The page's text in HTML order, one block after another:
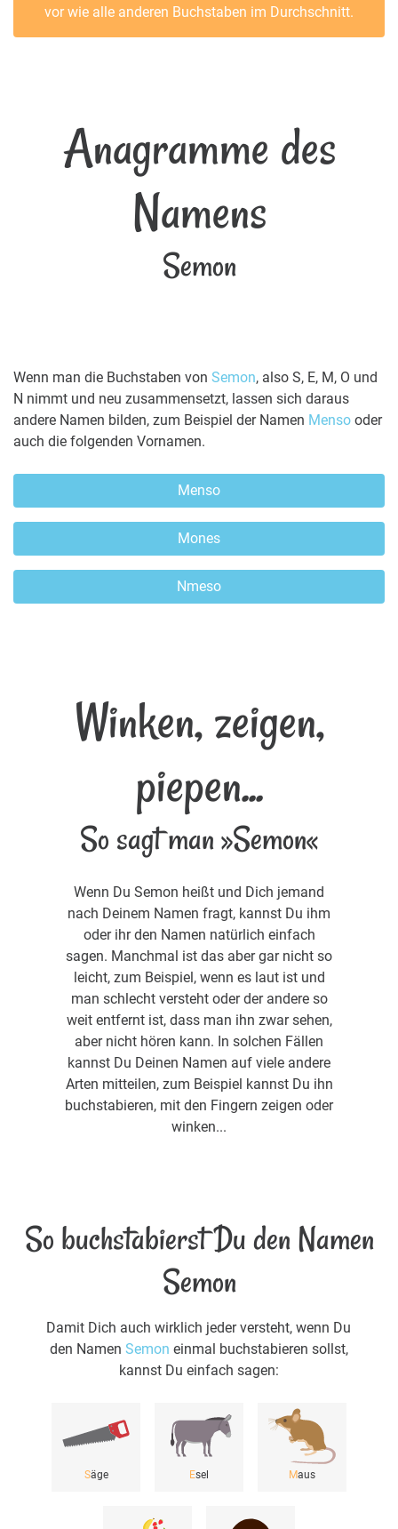
vor wie alle anderen Buchstaben im Durchschnitt.
Anagramme des
Namens
Semon
Wenn man die Buchstaben von Semon, also S, E, M, O und
N nimmt und neu zusammensetzt, lassen sich daraus
andere Namen bilden, zum Beispiel der Namen Menso oder
auch die folgenden Vornamen.
Menso
Mones
Nmeso
Winken, zeigen,
piepen...
So sagt man »Semon«
Wenn Du Semon heißt und Dich jemand
nach Deinem Namen fragt, kannst Du ihm
oder ihr den Namen natürlich einfach
sagen. Manchmal ist das aber gar nicht so
leicht, zum Beispiel, wenn es laut ist und
man schlecht versteht oder der andere so
weit entfernt ist, dass man ihn zwar sehen,
aber nicht hören kann. In solchen Fällen
kannst Du Deinen Namen auf viele andere
Arten mitteilen, zum Beispiel kannst Du ihn
buchstabieren, mit den Fingern zeigen oder
winken...
So buchstabierst Du den Namen
Semon
Damit Dich auch wirklich jeder versteht, wenn Du
den Namen Semon einmal buchstabieren sollst,
kannst Du einfach sagen:
Säge Esel Maus